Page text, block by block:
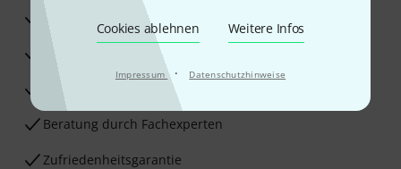
Cookies ablehnen Weitere Infos
Impressum · Datenschutzhinweise
3 Jahre Thomann Garantie
30 Tage Money-Back-Garantie
Beratung durch Fachexperten
Zufriedenheitsgarantie